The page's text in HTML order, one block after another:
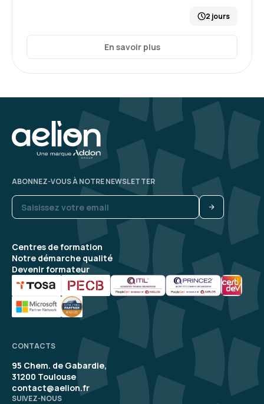
2 jours
En savoir plus
Centres de formation
Notre démarche qualité
Devenir formateur
ABONNEZ-VOUS À NOTRE NEWSLETTER
CONTACTS
95 Chem. de Gabardie,
31200 Toulouse
contact@aelion.fr
SUIVEZ-NOUS